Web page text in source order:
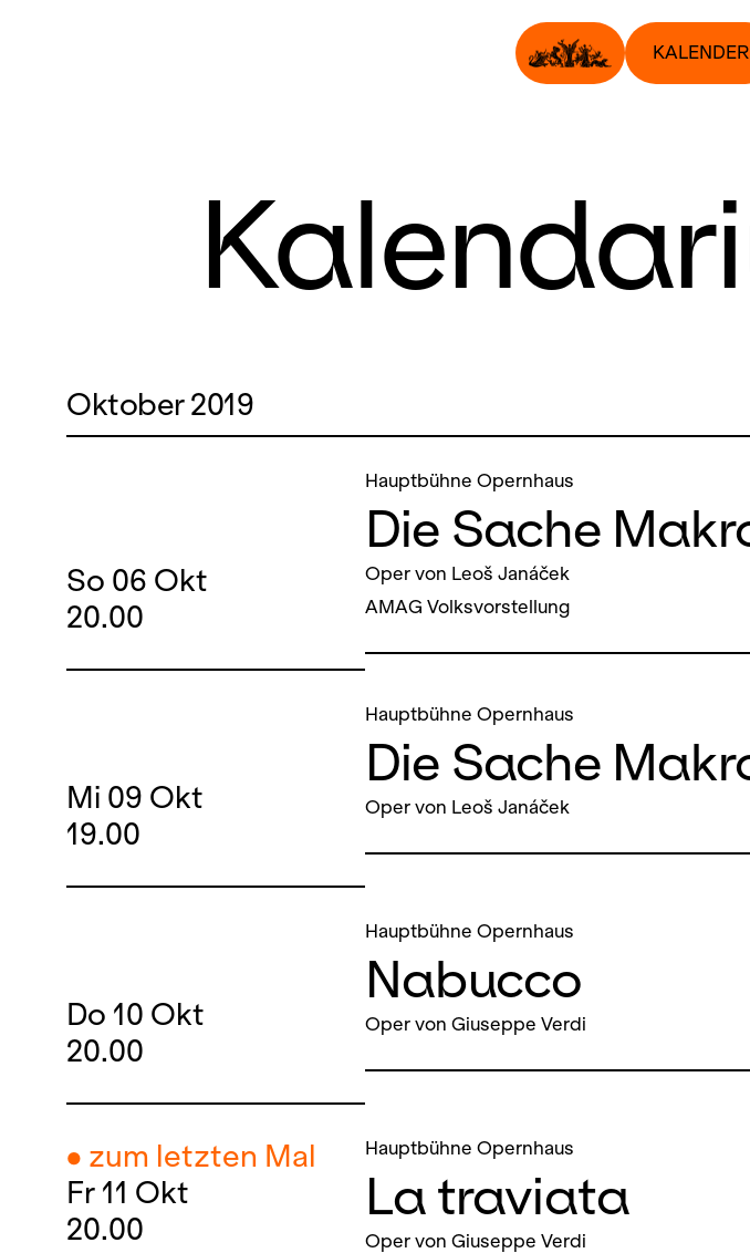
KALENDER
Oktober 2019
So 06 Okt
20.00
Hauptbühne Opernhaus
Die Sache
Oper von Leoš Janáček
AMAG Volksvorstellung
Mi 09 Okt
19.00
Hauptbühne Opernhaus
Die Sache
Oper von Leoš Janáček
Do 10 Okt
20.00
Hauptbühne Opernhaus
Nabucco
Oper von Giuseppe Verdi
● zum letzten Mal
Fr 11 Okt
20.00
Hauptbühne Opernhaus
La traviata
Oper von Giuseppe Verdi